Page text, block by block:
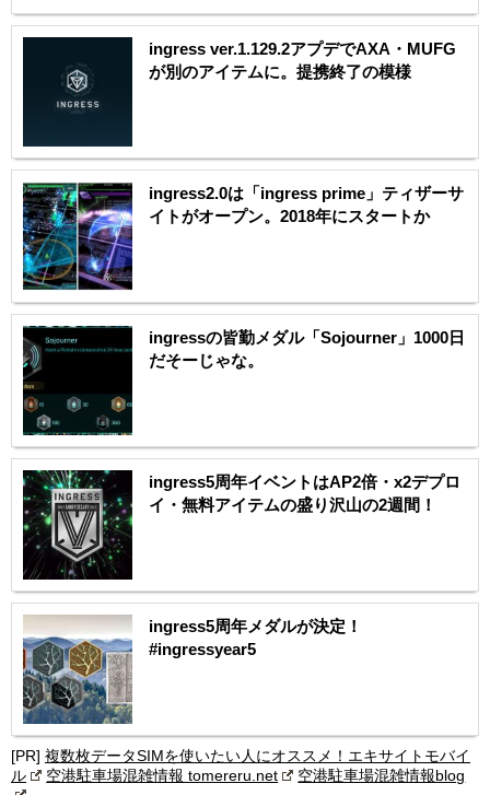
ingress ver.1.129.2アプデでAXA・MUFG
が別のアイテムに。提携終了の模様
ingress2.0は「ingress prime」ティザーサ
イトがオープン。2018年にスタートか
ingressの皆勤メダル「Sojourner」1000日
だそーじゃな。
ingress5周年イベントはAP2倍・x2デプロ
イ・無料アイテムの盛り沢山の2週間！
ingress5周年メダルが決定！
#ingressyear5
[PR] 複数枚データSIMを使いたい人にオススメ！エキサイトモバイ
ル
空港駐車場混雑情報 tomereru.net 空港駐車場混雑情報blog